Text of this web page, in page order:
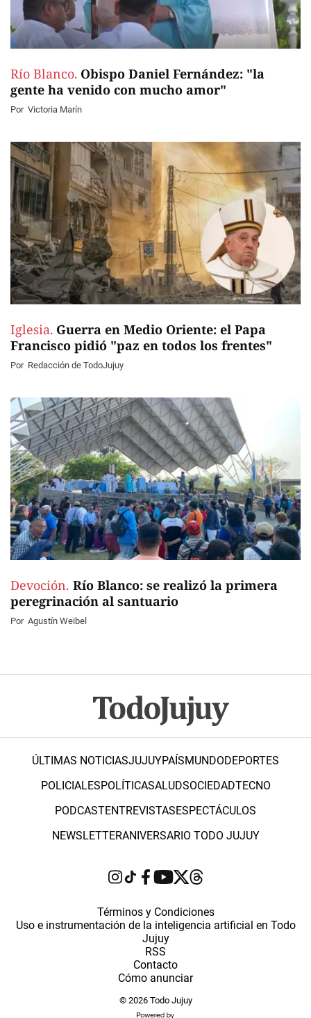
Río Blanco. Obispo Daniel Fernández: "la
gente ha venido con mucho amor"
Por Victoria Marín
Iglesia. Guerra en Medio Oriente: el Papa
Francisco pidió "paz en todos los frentes"
Por Redacción de TodoJujuy
Devoción. Río Blanco: se realizó la primera
peregrinación al santuario
Por Agustín Weibel
ÚLTIMAS NOTICIASJUJUYPAÍSMUNDODEPORTES
POLICIALESPOLÍTICASALUDSOCIEDADTECNO
PODCASTENTREVISTASESPECTÁCULOS
NEWSLETTERANIVERSARIO TODO JUJUY
Términos y Condiciones
Uso e instrumentación de la inteligencia artificial en Todo
Jujuy
RSS
Contacto
Cómo anunciar
© 2026 Todo Jujuy